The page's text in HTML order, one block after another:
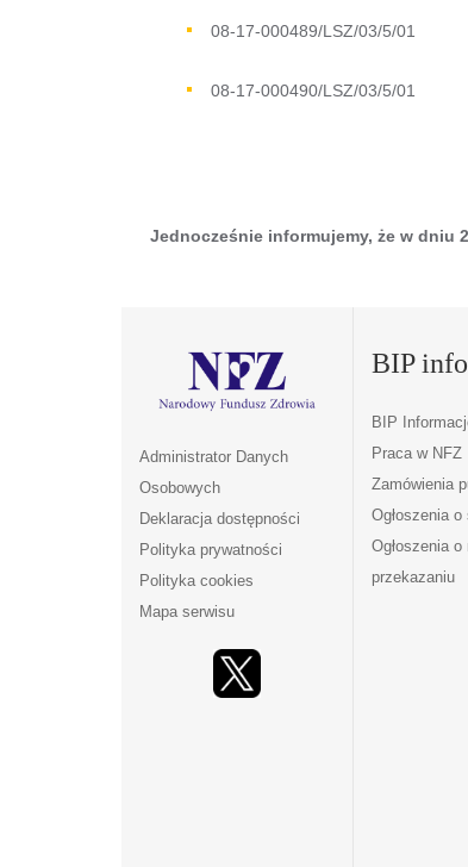
08-17-000489/LSZ/03/5/01
08-17-000490/LSZ/03/5/01
Jednocześnie informujemy, że w dniu
Administrator Danych
Osobowych
Deklaracja dostępności
Polityka prywatności
Polityka cookies
Mapa serwisu
BIP info
BIP
Praca w NFZ
Zamówienia
Ogłoszenia
Ogłoszenia o
przekazaniu